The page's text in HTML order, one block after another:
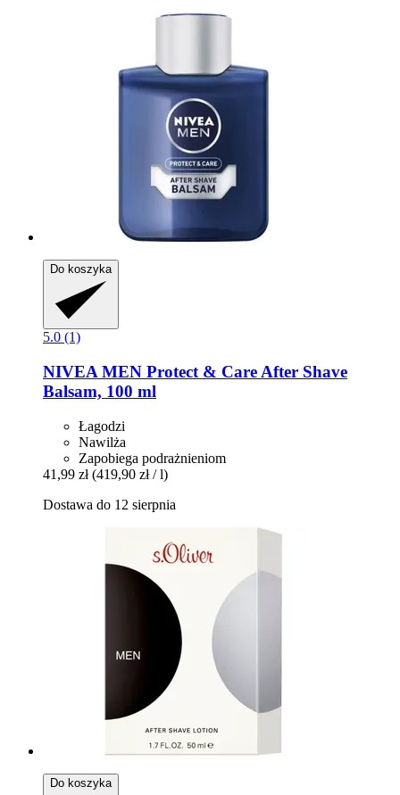
Do koszyka
5.0 (1)
NIVEA MEN Protect & Care After Shave
Balsam, 100 ml
Łagodzi
Nawilża
Zapobiega podrażnieniom
41,99 zł (419,90 zł / l)
Dostawa do 12 sierpnia
Do koszyka